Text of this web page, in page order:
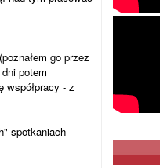
go przez
potem
współpracy - z
spotkaniach -